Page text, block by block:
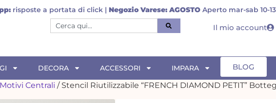
INPOST–Pagamento flessibile: dividi in 3 rate, alla consegna o con
Il mio account
DECORA ACCESSORI IMPARA
BLOG
Motivi Centrali / Stencil Riutilizzabile “FRENCH DIAMOND PETIT”